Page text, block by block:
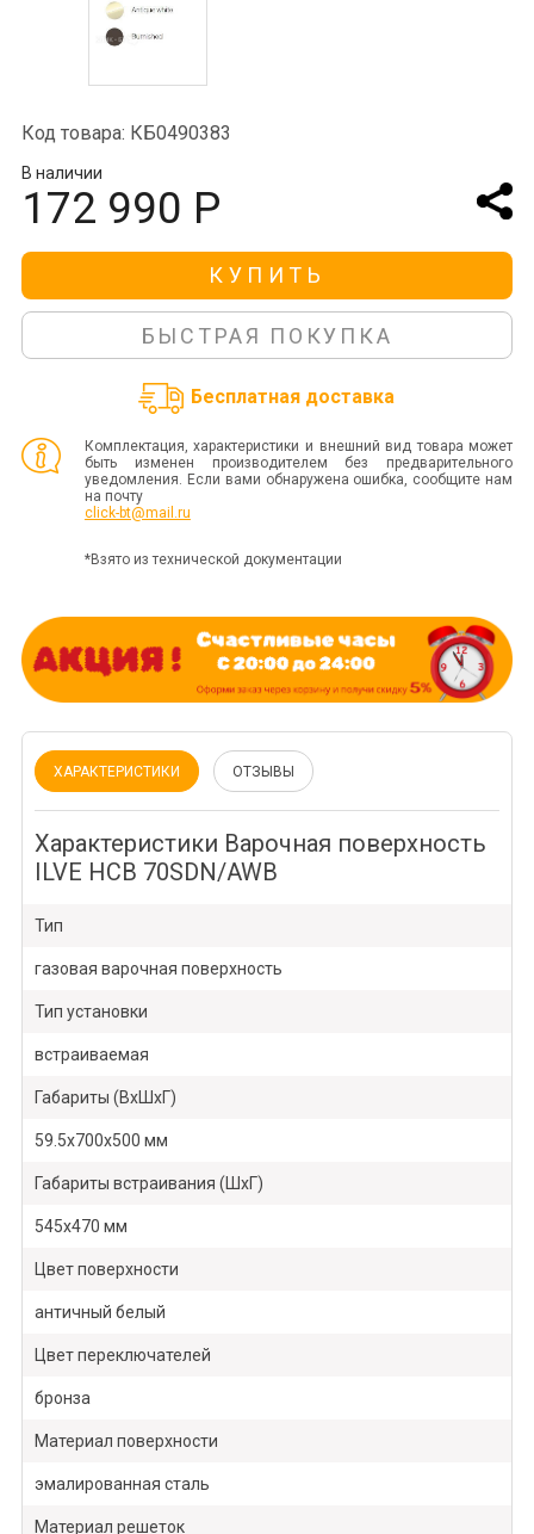
Код товара: КБ0490383
В наличии
172 990 Р
КУПИТЬ
БЫСТРАЯ ПОКУПКА
Бесплатная доставка
Комплектация, характеристики и внешний вид товара может
быть изменен производителем без предварительного
уведомления. Если вами обнаружена ошибка, сообщите нам
на почту
click-bt@mail.ru
*Взято из технической документации
ХАРАКТЕРИСТИКИ ОТЗЫВЫ
Характеристики Варочная поверхность
ILVE HCB 70SDN/AWB
Тип
газовая варочная поверхность
Тип установки
встраиваемая
Габариты (ВхШхГ)
59.5х700х500 мм
Габариты встраивания (ШхГ)
545х470 мм
Цвет поверхности
античный белый
Цвет переключателей
бронза
Материал поверхности
эмалированная сталь
Материал решеток